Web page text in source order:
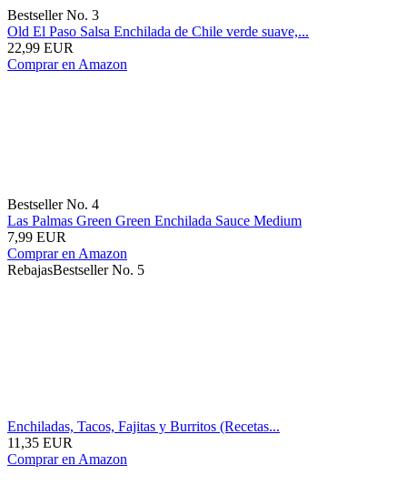
Bestseller No. 3
Old El Paso Salsa Enchilada de Chile verde suave,...
22,99 EUR
Comprar en Amazon
Bestseller No. 4
Las Palmas Green Green Enchilada Sauce Medium
7,99 EUR
Comprar en Amazon
RebajasBestseller No. 5
Enchiladas, Tacos, Fajitas y Burritos (Recetas...
11,35 EUR
Comprar en Amazon